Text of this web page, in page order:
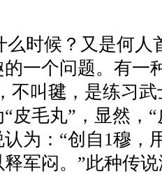
么时候？又是何人
一个问题。有一
不叫毽，是练习
皮毛丸”，显然，
为：“创自1穆，
军闷。”此种传